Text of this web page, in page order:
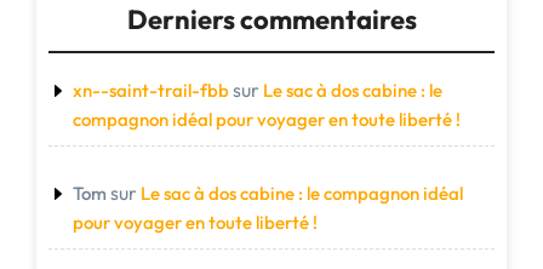
Derniers commentaires
xn--saint-trail-fbbsur Le sac à dos cabine : le
compagnon idéal pour voyager en toute liberté !
Tom sur Le sac à dos cabine : le compagnon idéal
pour voyager en toute liberté !